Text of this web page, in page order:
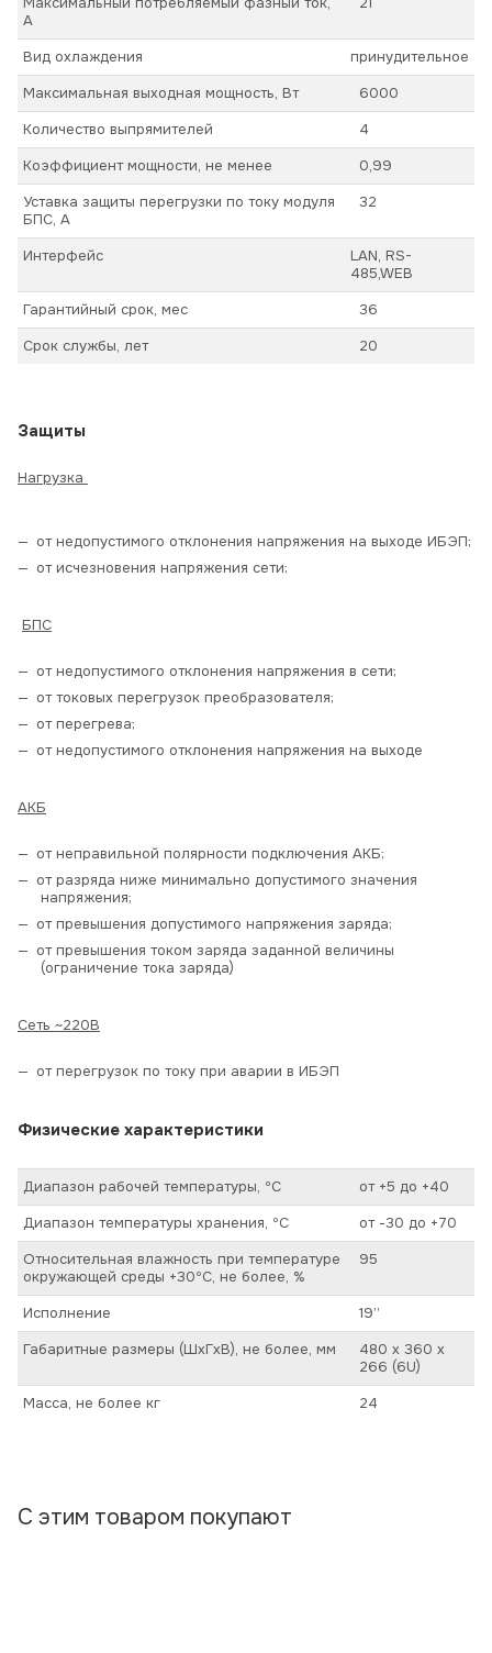
А
Вид охлаждения
принудительное
Максимальная выходная мощность, Вт
6000
Количество выпрямителей
4
Коэффициент мощности, не менее
0,99
Уставка защиты перегрузки по току модуля
БПС, А
32
Интерфейс
LAN, RS-
485,WEB
Гарантийный срок, мес
36
Срок службы, лет
20
Защиты
Нагрузка
от недопустимого отклонения напряжения на выходе ИБЭП;
от исчезновения напряжения сети;
БПС
от недопустимого отклонения напряжения в сети;
от токовых перегрузок преобразователя;
от перегрева;
от недопустимого отклонения напряжения на выходе
АКБ
от неправильной полярности подключения АКБ;
от разряда ниже минимально допустимого значения
напряжения;
от превышения допустимого напряжения заряда;
от превышения током заряда заданной величины
(ограничение тока заряда)
Сеть ~220В
от перегрузок по току при аварии в ИБЭП
Физические характеристики
Диапазон рабочей температуры, ºС
от +5 до +40
Диапазон температуры хранения, ºС
от -30 до +70
Относительная влажность при температуре
окружающей среды +30ºС, не более, %
95
Исполнение
19’’
Габаритные размеры (ШхГхВ), не более, мм
480 х 360 х
266 (6U)
Масса, не более кг
24
С этим товаром покупают